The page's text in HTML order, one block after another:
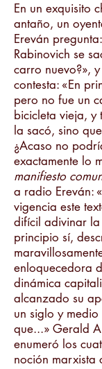
En un exquisito
antaño, un
Ereván
Rabinovich se
carro nuevo?»,
contesta: «En
pero no fue un
bicicleta vieja, y
la sacó, sino
¿Acaso no
exactamente lo
manifiesto
a radio Ereván:
vigencia este
difícil adivinar la
principio sí,
enloquecedora
dinámica
alcanzado su
un siglo y
que...» Gerald
enumeró los
noción marxista